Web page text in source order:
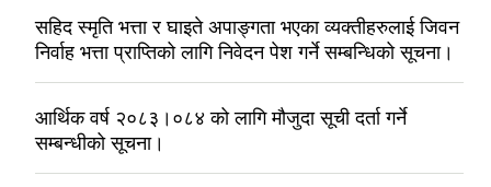
सहिद स्मृति भत्ता र घाइते अपाङ्गता भएका व्यक्तीहरुलाई जिवन
निर्वाह भत्ता प्राप्तिको लागि निवेदन पेश गर्ने सम्बन्धिको सूचना।
आर्थिक वर्ष २०८३।०८४ को लागि मौजुदा सूची दर्ता गर्ने
सम्बन्धीको सूचना।